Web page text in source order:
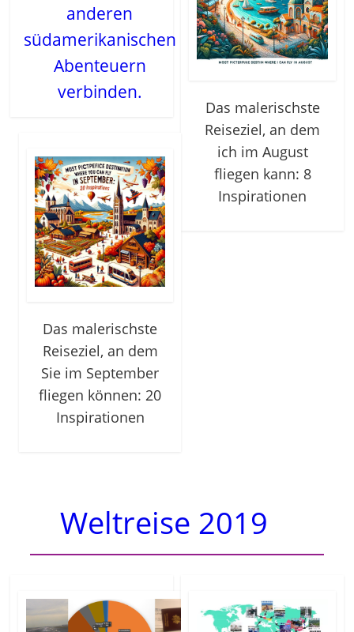
anderen
südamerikanischen
Abenteuern
verbinden.
Das malerischste
Reiseziel, an dem
ich im August
fliegen kann: 8
Inspirationen
Das malerischste
Reiseziel, an dem
Sie im September
fliegen können: 20
Inspirationen
Weltreise 2019